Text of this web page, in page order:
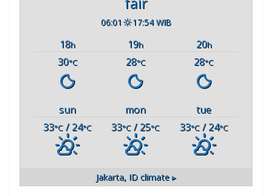
06:01 17:54 WIB
18h 19h 20h
30°C 28°C 28°C
sun mon
tue
33°C / 24°C 33°C / 25°C 33°C/ 24°C
Jakarta, ID climate ▸